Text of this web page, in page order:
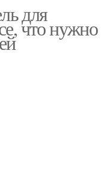
для
что нужно